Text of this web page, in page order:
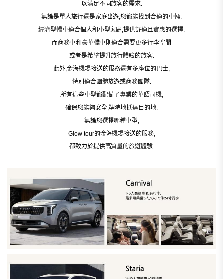
以滿足不同旅客的需求.
無論是單人旅行還是家庭出遊,您都能找到合適的車輛.
經濟型轎車適合個人和小型家庭,提供舒適且實惠的選擇.
而商務車和豪華轎車則適合需要更多行李空間
或者是希望提升旅行體驗的旅客.
此外,金海機場接送的服務還有多座位的巴士,
特別適合團體旅遊或商務團隊.
所有這些車型都配備了專業的華語司機,
確保您能夠安全,準時地抵達目的地.
無論您選擇哪種車型,
Glow tour的金海機場接送的服務,
都致力於提供高質量的旅遊體驗.